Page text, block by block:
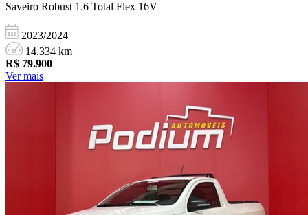
Saveiro Robust 1.6 Total Flex 16V
2023/2024
14.334 km
R$ 79.900
Ver mais